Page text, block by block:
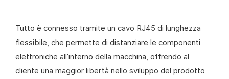
Tutto è connesso tramite un cavo RJ45 di lunghezza
flessibile, che permette di distanziare le componenti
elettroniche all’interno della macchina, offrendo al
cliente una maggior libertà nello sviluppo del prodotto